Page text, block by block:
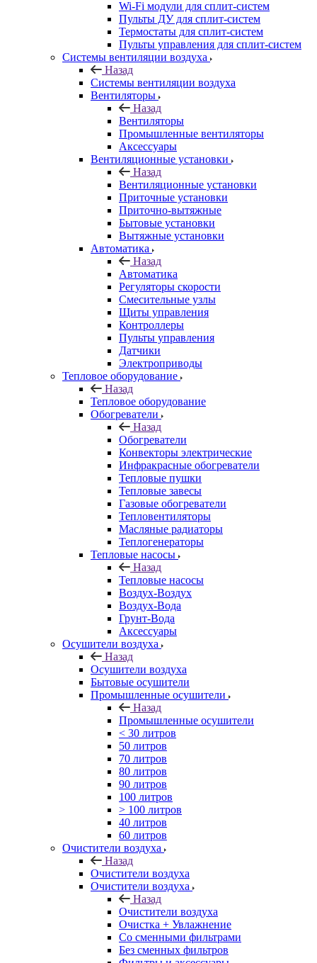
Wi-Fi модули для сплит-систем
Пульты ДУ для сплит-систем
Термостаты для сплит-систем
Пульты управления для сплит-систем
Системы вентиляции воздуха
Назад
Системы вентиляции воздуха
Вентиляторы
Назад
Вентиляторы
Промышленные вентиляторы
Аксессуары
Вентиляционные установки
Назад
Вентиляционные установки
Приточные установки
Приточно-вытяжные
Бытовые установки
Вытяжные установки
Автоматика
Назад
Автоматика
Регуляторы скорости
Смесительные узлы
Щиты управления
Контроллеры
Пульты управления
Датчики
Электроприводы
Тепловое оборудование
Назад
Тепловое оборудование
Обогреватели
Назад
Обогреватели
Конвекторы электрические
Инфракрасные обогреватели
Тепловые пушки
Тепловые завесы
Газовые обогреватели
Тепловентиляторы
Масляные радиаторы
Теплогенераторы
Тепловые насосы
Назад
Тепловые насосы
Воздух-Воздух
Воздух-Вода
Грунт-Вода
Аксессуары
Осушители воздуха
Назад
Осушители воздуха
Бытовые осушители
Промышленные осушители
Назад
Промышленные осушители
< 30 литров
50 литров
70 литров
80 литров
90 литров
100 литров
> 100 литров
40 литров
60 литров
Очистители воздуха
Назад
Очистители воздуха
Очистители воздуха
Назад
Очистители воздуха
Очистка + Увлажнение
Cо сменными фильтрами
Без сменных фильтров